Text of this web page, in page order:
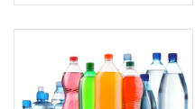
Магазин игрушек
Одежда и обувь